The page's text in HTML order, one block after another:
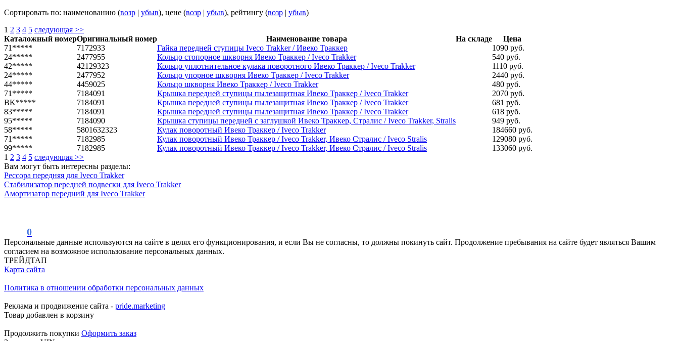
Сортировать по: наименованию (возр | убыв), цене (возр | убыв), рейтингу (возр | убыв)
1 2 3 4 5 следующая >>
Каталожный номерОригинальный номер Наименование товара На складе
Цена
71*****
7172933 Гайка передней ступицы Iveco Trakker / Ивеко Траккер
1090 руб.
24*****
2477955 Кольцо стопорное шкворня Ивеко Траккер / Iveco Trakker
540 руб.
42*****
42129323 Кольцо уплотнительное кулака поворотного Ивеко Траккер / Iveco Trakker
1110 руб.
24*****
2477952 Кольцо упорное шкворня Ивеко Траккер / Iveco Trakker
2440 руб.
44*****
4459025 Кольцо шкворня Ивеко Траккер / Iveco Trakker
480 руб.
71*****
7184091 Крышка передней ступицы пылезащитная Ивеко Траккер / Iveco Trakker
2070 руб.
BK*****
7184091 Крышка передней ступицы пылезащитная Ивеко Траккер / Iveco Trakker
681 руб.
83*****
7184091 Крышка передней ступицы пылезащитная Ивеко Траккер / Iveco Trakker
618 руб.
95*****
7184090 Крышка ступицы передней с заглушкой Ивеко Траккер, Стралис / Iveco Trakker, Stralis
949 руб.
58*****
5801632323 Кулак поворотный Ивеко Траккер / Iveco Trakker
184660 руб.
71*****
7182985 Кулак поворотный Ивеко Траккер / Iveco Trakker, Ивеко Стралис / Iveco Stralis
129080 руб.
99*****
7182985 Кулак поворотный Ивеко Траккер / Iveco Trakker, Ивеко Стралис / Iveco Stralis
133060 руб.
1 2 3 4 5 следующая >>
Вам могут быть интересны разделы:
Рессора передняя для Iveco Trakker
Стабилизатор передней подвески для Iveco Trakker
Амортизатор передний для Iveco Trakker
0
Персональные данные используются на сайте в целях его функционирования, и если Вы не согласны, то должны покинуть сайт. Продолжение пребывания на сайте будет являться Вашим
согласием на возможное использование персональных данных.
ТРЕЙДТАП
Карта сайта
Политика в отношении обработки персональных данных
Реклама и продвижение сайта - pride.marketing
Товар добавлен в корзину
Продолжить покупки Оформить заказ